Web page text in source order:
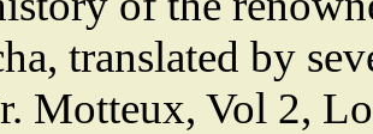
translated by
Motteux, Vol 2,